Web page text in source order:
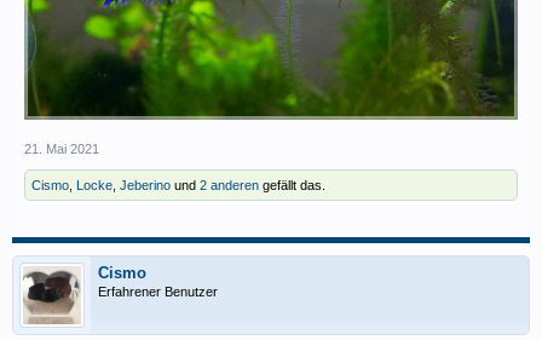
21. Mai 2021
Cismo Locke Jeberino und 2 anderen gefällt das.
Cismo
Erfahrener Benutzer